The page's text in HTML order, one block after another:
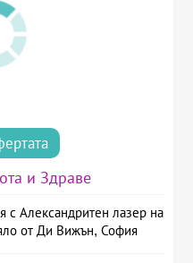
и Здраве
с Александритен лазер на
от Ди Вижън, София